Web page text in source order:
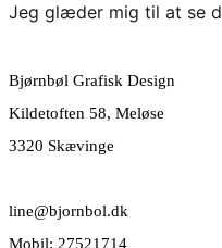
Jeg glæder mig til at se
Bjørnbøl Grafisk Design
Kildetoften 58, Meløse
3320 Skævinge
line@bjornbol.dk
Mobil: 27521714